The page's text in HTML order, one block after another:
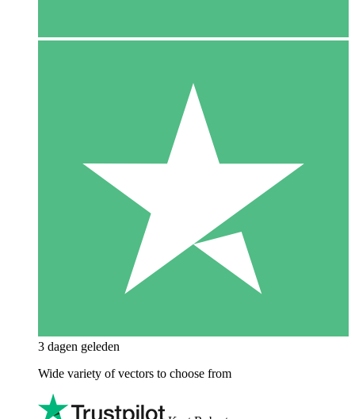
3 dagen geleden
Wide variety of vectors to choose from